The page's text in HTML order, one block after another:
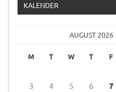
KALENDER
AUGUST 2026
M T W T F
3
4 5 6 7